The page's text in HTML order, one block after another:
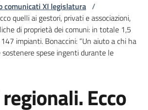
comunicati XI legislatura /
quelli ai gestori, privati e associazioni,
di proprietà dei comuni: in totale 1,5
impianti. Bonaccini: “Un aiuto a chi ha
spese ingenti durante le
Ecco